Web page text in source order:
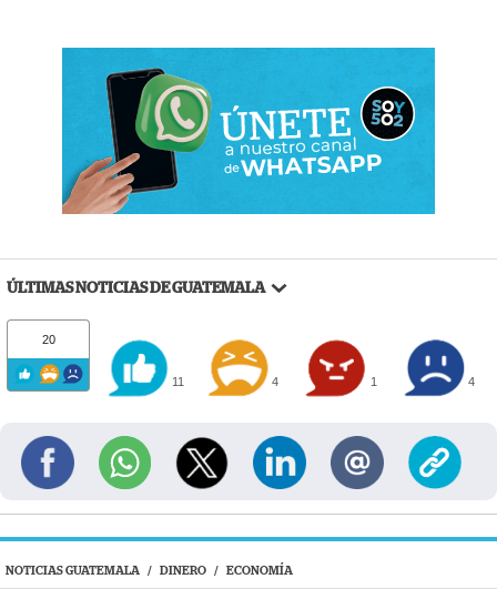
ÚLTIMAS NOTICIAS DE GUATEMALA
20
11 4 1 4
NOTICIAS GUATEMALA / DINERO / ECONOMÍA